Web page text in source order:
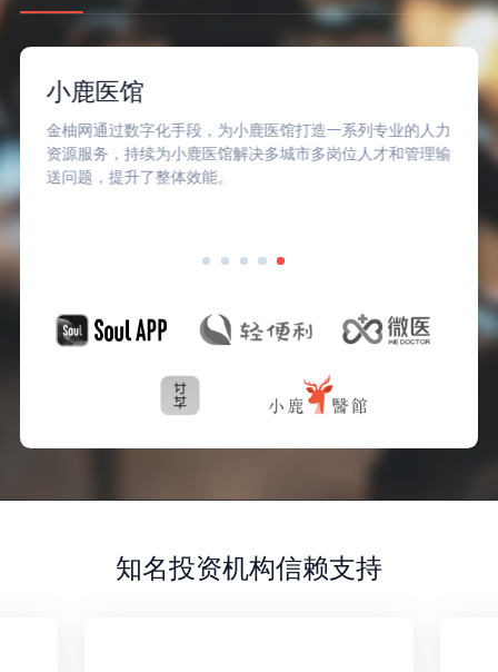
小鹿医馆
金柚网通过数字化手段，为小鹿医馆打造一系列专业的人力
资源服务，持续为小鹿医馆解决多城市多岗位人才和管理输
送问题，提升了整体效能。
知名投资机构信赖支持